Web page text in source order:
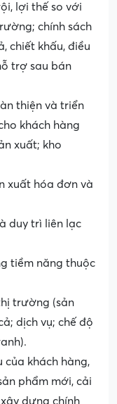
lợi thế so với
chính sách
chiết khấu, điều
trợ sau bán
thiện và triển
khách hàng
xuất; kho
xuất hóa đơn và
duy trì liên lạc
tiềm năng thuộc
trường (sản
dịch vụ; chế độ
của khách hàng,
phẩm mới, cải